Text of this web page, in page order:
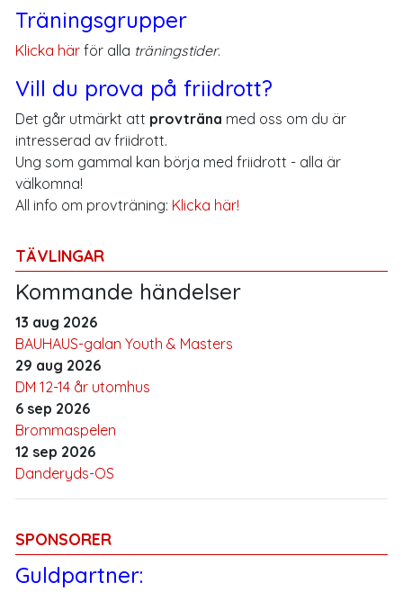
Träningsgrupper
Klicka här för alla träningstider.
Vill du prova på friidrott?
Det går utmärkt att provträna med oss om du är
intresserad av friidrott.
Ung som gammal kan börja med friidrott - alla är
välkomna!
All info om provträning: Klicka här!
TÄVLINGAR
Kommande händelser
13 aug 2026
BAUHAUS-galan Youth & Masters
29 aug 2026
DM 12-14 år utomhus
6 sep 2026
Brommaspelen
12 sep 2026
Danderyds-OS
SPONSORER
Guldpartner: